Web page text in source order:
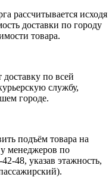
рассчитывается исходя
доставки по городу
товара.
по всей
службу,
городе.
подъём товара на
менеджеров по
48, указав этажность,